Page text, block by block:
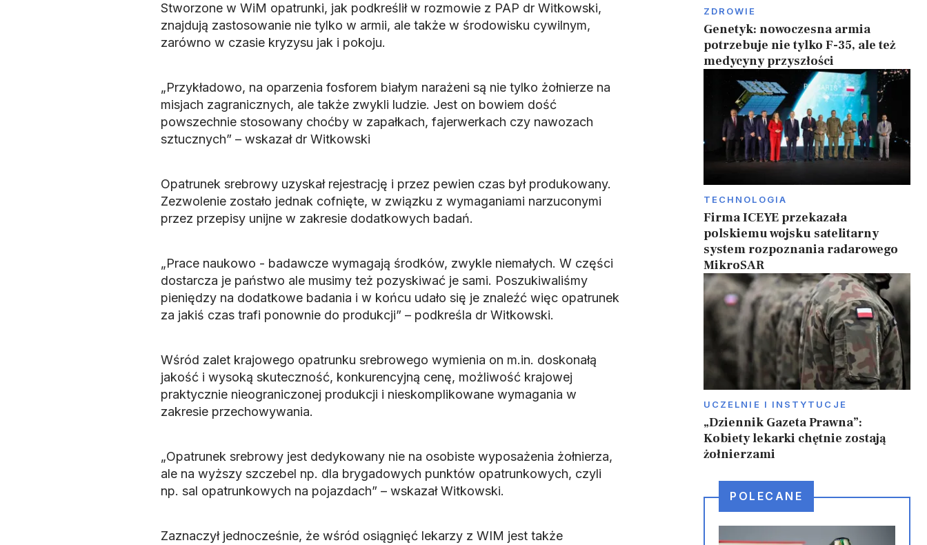
Stworzone w WiM opatrunki, jak podkreślił w rozmowie z PAP dr Witkowski,
znajdują zastosowanie nie tylko w armii, ale także w środowisku cywilnym,
zarówno w czasie kryzysu jak i pokoju.
„Przykładowo, na oparzenia fosforem białym narażeni są nie tylko żołnierze na
misjach zagranicznych, ale także zwykli ludzie. Jest on bowiem dość
powszechnie stosowany choćby w zapałkach, fajerwerkach czy nawozach
sztucznych” – wskazał dr Witkowski
Opatrunek srebrowy uzyskał rejestrację i przez pewien czas był produkowany.
Zezwolenie zostało jednak cofnięte, w związku z wymaganiami narzuconymi
przez przepisy unijne w zakresie dodatkowych badań.
„Prace naukowo - badawcze wymagają środków, zwykle niemałych. W części
dostarcza je państwo ale musimy też pozyskiwać je sami. Poszukiwaliśmy
pieniędzy na dodatkowe badania i w końcu udało się je znaleźć więc opatrunek
za jakiś czas trafi ponownie do produkcji” – podkreśla dr Witkowski.
Wśród zalet krajowego opatrunku srebrowego wymienia on m.in. doskonałą
jakość i wysoką skuteczność, konkurencyjną cenę, możliwość krajowej
praktycznie nieograniczonej produkcji i nieskomplikowane wymagania w
zakresie przechowywania.
„Opatrunek srebrowy jest dedykowany nie na osobiste wyposażenia żołnierza,
ale na wyższy szczebel np. dla brygadowych punktów opatrunkowych, czyli
np. sal opatrunkowych na pojazdach” – wskazał Witkowski.
Zaznaczył jednocześnie, że wśród osiągnięć lekarzy z WIM jest także
ZDROWIE
Genetyk: nowoczesna armia
potrzebuje nie tylko F-35, ale też
medycyny przyszłości
TECHNOLOGIA
Firma ICEYE przekazała
polskiemu wojsku satelitarny
system rozpoznania radarowego
MikroSAR
UCZELNIE I INSTYTUCJE
„Dziennik Gazeta Prawna”:
Kobiety lekarki chętnie zostają
żołnierzami
POLECANE